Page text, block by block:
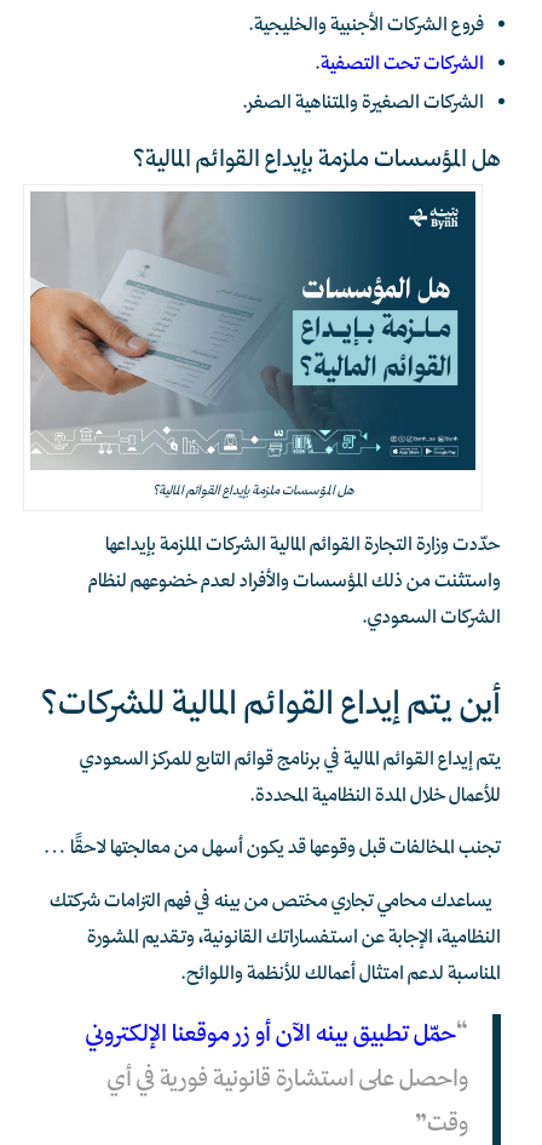
فروع الشركات الأجنبية والخليجية.
الشركات تحت التصفية.
الشركات الصغيرة والمتناهية الصغر.
هل المؤسسات ملزمة بإيداع القوائم المالية؟
هل المؤسسات ملزمة بإيداع القوائم المالية؟
حدّدت وزارة التجارة القوائم المالية الشركات الملزمة بإيداعها
واستثنت من ذلك المؤسسات والأفراد لعدم خضوعهم لنظام
الشركات السعودي.
أين يتم إيداع القوائم المالية للشركات؟
يتم إيداع القوائم المالية في برنامج قوائم التابع للمركز السعودي
للأعمال خلال المدة النظامية المحددة.
تجنب المخالفات قبل وقوعها قد يكون أسهل من معالجتها لاحقًا…
يساعدك محامي تجاري مختص من بينه في فهم التزامات شركتك
النظامية، الإجابة عن استفساراتك القانونية، وتقديم المشورة
المناسبة لدعم امتثال أعمالك للأنظمة واللوائح.
“حمّل تطبيق بينه الآن أو زر موقعنا الإلكتروني
واحصل على استشارة قانونية فورية في أي
وقت”